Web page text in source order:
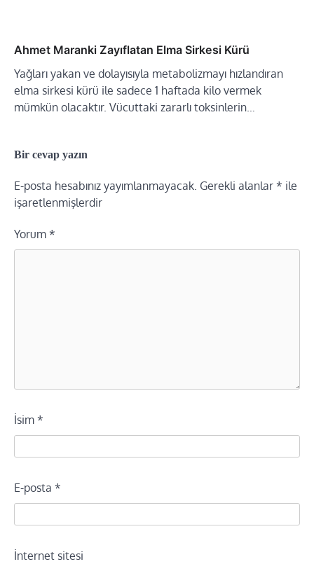
Ahmet Maranki Zayıflatan Elma Sirkesi Kürü
Yağları yakan ve dolayısıyla metabolizmayı hızlandıran
elma sirkesi kürü ile sadece 1 haftada kilo vermek
mümkün olacaktır. Vücuttaki zararlı toksinlerin…
Bir cevap yazın
E-posta hesabınız yayımlanmayacak. Gerekli alanlar * ile
işaretlenmişlerdir
Yorum *
İsim *
E-posta *
İnternet sitesi